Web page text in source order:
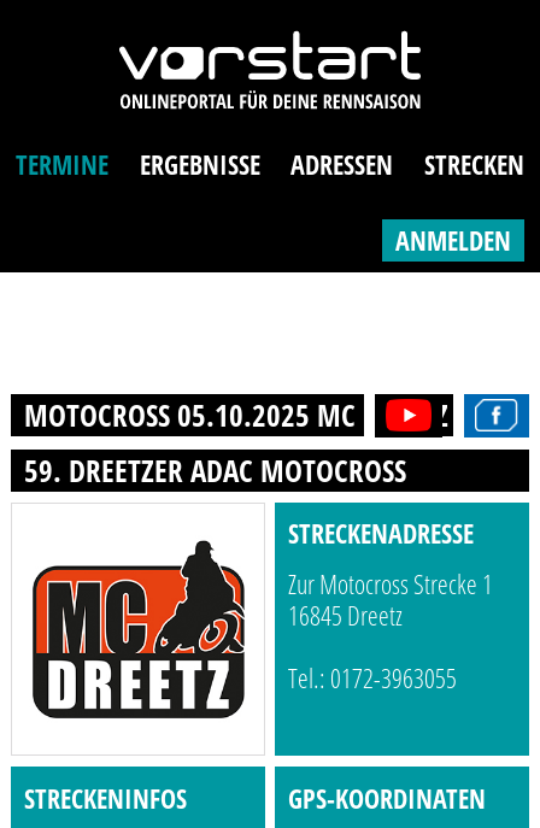
TERMINE ERGEBNISSE ADRESSEN STRECKEN
ANMELDEN
MOTOCROSS 05.10.2025 MC DREETZ E.V.
59. DREETZER ADAC MOTOCROSS
STRECKENADRESSE
Zur Motocross Strecke 1
16845 Dreetz
Tel.: 0172-3963055
STRECKENINFOS
GPS-KOORDINATEN